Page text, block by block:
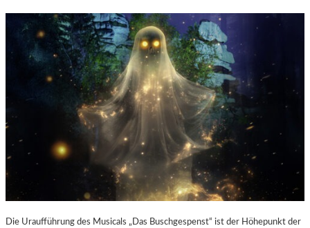
K
U
L
T
U
R
-
B
O
G
Die Uraufführung des Musicals „Das Buschgespenst“ ist der Höhepunkt der